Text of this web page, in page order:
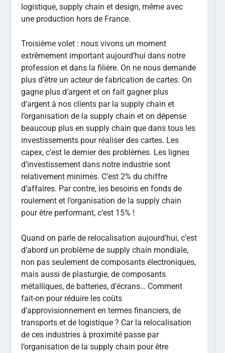
logistique, supply chain et design, même avec
une production hors de France.
Troisième volet : nous vivons un moment
extrêmement important aujourd’hui dans notre
profession et dans la filière. On ne nous demande
plus d’être un acteur de fabrication de cartes. On
gagne plus d’argent et on fait gagner plus
d’argent à nos clients par la supply chain et
l’organisation de la supply chain et on dépense
beaucoup plus en supply chain que dans tous les
investissements pour réaliser des cartes. Les
capex, c’est le dernier des problèmes. Les lignes
d’investissement dans notre industrie sont
relativement minimes. C’est 2% du chiffre
d’affaires. Par contre, les besoins en fonds de
roulement et l’organisation de la supply chain
pour être performant, c’est 15% !
Quand on parle de relocalisation aujourd’hui, c’est
d’abord un problème de supply chain mondiale,
non pas seulement de composants électroniques,
mais aussi de plasturgie, de composants
métalliques, de batteries, d’écrans… Comment
fait-on pour réduire les coûts
d’approvisionnement en termes financiers, de
transports et de logistique ? Car la relocalisation
de ces industries à proximité passe par
l’organisation de la supply chain pour être